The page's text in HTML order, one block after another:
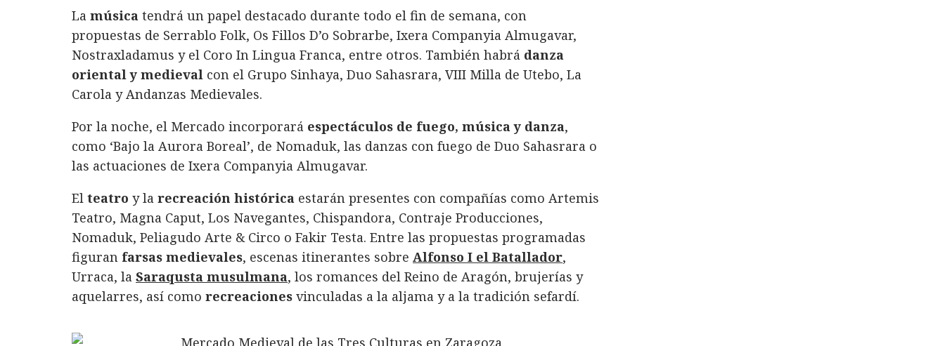
La música tendrá un papel destacado durante todo el fin de semana, con
propuestas de Serrablo Folk, Os Fillos D’o Sobrarbe, Ixera Companyia Almugavar,
Nostraxladamus y el Coro In Lingua Franca, entre otros. También habrá danza
oriental y medieval con el Grupo Sinhaya, Duo Sahasrara, VIII Milla de Utebo, La
Carola y Andanzas Medievales.
Por la noche, el Mercado incorporará espectáculos de fuego, música y danza,
como ‘Bajo la Aurora Boreal’, de Nomaduk, las danzas con fuego de Duo Sahasrara o
las actuaciones de Ixera Companyia Almugavar.
El teatro y la recreación histórica estarán presentes con compañías como Artemis
Teatro, Magna Caput, Los Navegantes, Chispandora, Contraje Producciones,
Nomaduk, Peliagudo Arte & Circo o Fakir Testa. Entre las propuestas programadas
figuran farsas medievales, escenas itinerantes sobre Alfonso I el Batallador,
Urraca, la Saraqusta musulmana, los romances del Reino de Aragón, brujerías y
aquelarres, así como recreaciones vinculadas a la aljama y a la tradición sefardí.